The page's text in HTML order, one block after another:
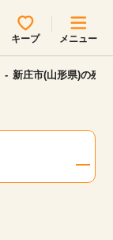
キープ メニュー
新庄市(山形県)の残